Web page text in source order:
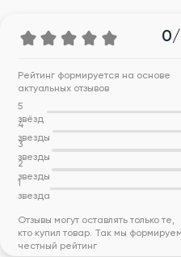
Рейтинг формируется на основе
актуальных отзывов
5
звёзд
4
звезды
3
звезды
2
звезды
1
звезда
Отзывы могут оставлять только те,
кто купил товар. Так мы формируем
честный рейтинг